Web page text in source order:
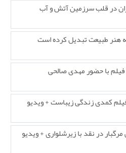
در قلب سرزمین آتش و آب
هنر طبیعت تبدیل کرده است
با حضور مهدی صالحی
کمدی زندگی زیباست + ویدیو
در نقد با زیرشلواری + ویدیو